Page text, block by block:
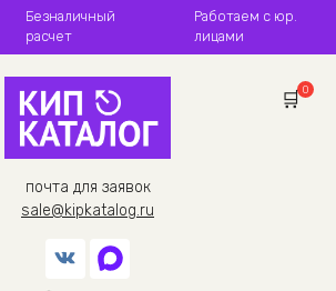
Безналичный
расчет
Работаем с юр.
лицами
почта для заявок
sale@kipkatalog.ru
0